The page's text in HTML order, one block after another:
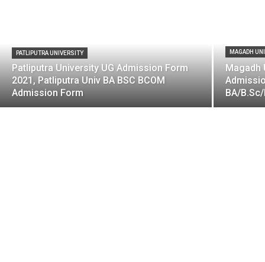
PATLIPUTRA UNIVERSITY
Patliputra University UG Admission Form
2021, Patliputra Univ BA BSC BCOM
Admission Form
MAGADH
Magadh
BA/